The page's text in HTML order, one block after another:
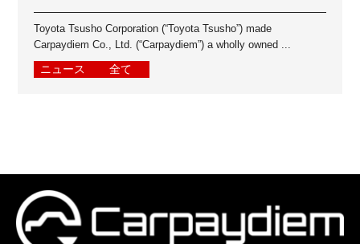
Toyota Tsusho Corporation (“Toyota Tsusho”) made
Carpaydiem Co., Ltd. (“Carpaydiem”) a wholly owned ...
ニュース 全て